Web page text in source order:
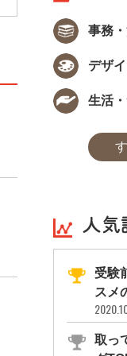
事務
デザ
生活
人気
受験
ス
取っ